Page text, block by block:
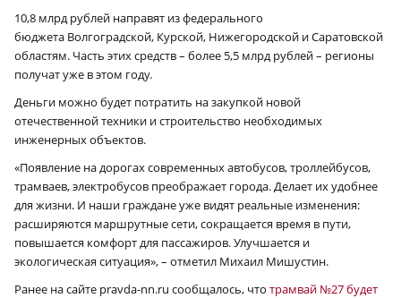
10,8 млрд рублей направят из федерального
бюджета Волгоградской, Курской, Нижегородской и Саратовской
областям. Часть этих средств – более 5,5 млрд рублей – регионы
получат уже в этом году.
Деньги можно будет потратить на закупкой новой
отечественной техники и строительство необходимых
инженерных объектов.
«Появление на дорогах современных автобусов, троллейбусов,
трамваев, электробусов преображает города. Делает их удобнее
для жизни. И наши граждане уже видят реальные изменения:
расширяются маршрутные сети, сокращается время в пути,
повышается комфорт для пассажиров. Улучшается и
экологическая ситуация», – отметил Михаил Мишустин.
Ранее на сайте pravda-nn.ru сообщалось, что трамвай №27 будет